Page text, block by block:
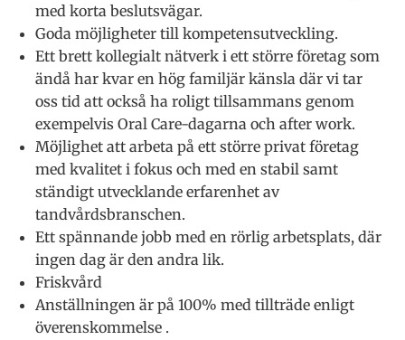
med korta beslutsvägar.
Goda möjligheter till kompetensutveckling.
Ett brett kollegialt nätverk i ett större företag som
ändå har kvar en hög familjär känsla där vi tar
oss tid att också ha roligt tillsammans genom
exempelvis Oral Care-dagarna och after work.
Möjlighet att arbeta på ett större privat företag
med kvalitet i fokus och med en stabil samt
ständigt utvecklande erfarenhet av
tandvårdsbranschen.
Ett spännande jobb med en rörlig arbetsplats, där
ingen dag är den andra lik.
Friskvård
Anställningen är på 100% med tillträde enligt
överenskommelse .